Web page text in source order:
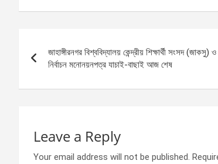
ce
o
o
k
se
g
er
at
A
p
p
ar
navigation
জাহাঙ্গীরনগর বিশ্ববিদ্যালয় কেন্দ্রীয় শিক্ষার্থী সংসদ
নির্বাচন মনোনয়নপত্র যাচাই-বাছাই আজ শেষ
Leave a Reply
Your email address will not be published.